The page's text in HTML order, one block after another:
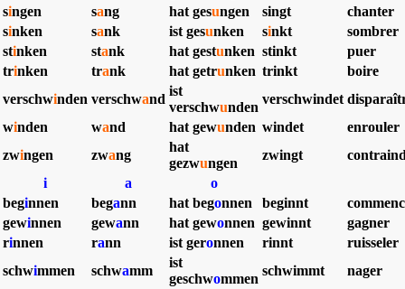
singen sang hat gesungen singt
chanter
sinken sank ist gesunken sinkt
sombrer
stinken stank hat gestunken stinkt
puer
trinken trank hat getrunken trinkt
boire
verschwinden verschwand
ist
verschwunden
verschwindet
winden wand hat gewunden windet
enrouler
zwingen zwang
hat
gezwungen
zwingt
i
a
o
beginnen begann hat begonnen beginnt
gewinnen gewann hat gewonnen gewinnt
gagner
rinnen rann ist geronnen rinnt
ruisseler
schwimmen schwamm
ist
geschwommen
schwimmt
nager